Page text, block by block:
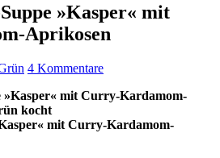
»Kasper« mit
Aprikosen
4 Kommentare
mit Curry-Kardamom-